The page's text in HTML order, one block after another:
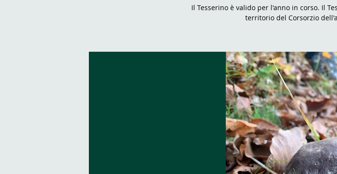
Il Tesserino è valido per l'anno in corso. Il
territorio del Corsorzio